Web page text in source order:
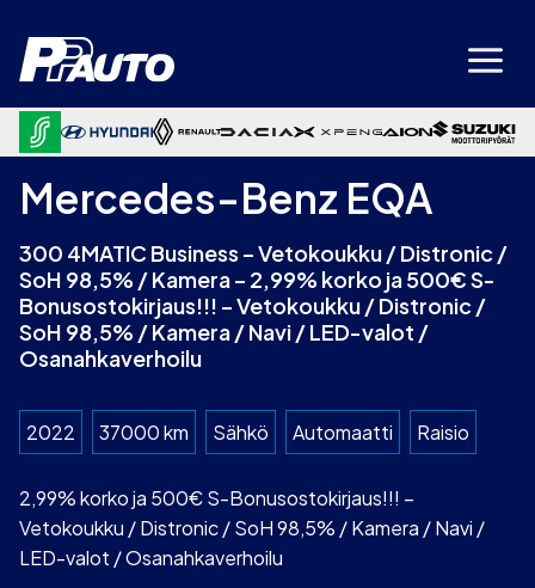
sisältöön
Mercedes-Benz EQA
300 4MATIC Business – Vetokoukku / Distronic /
SoH 98,5% / Kamera – 2,99% korko ja 500€ S-
Bonusostokirjaus!!! – Vetokoukku / Distronic /
SoH 98,5% / Kamera / Navi / LED-valot /
Osanahkaverhoilu
2022 37000 km Sähkö Automaatti Raisio
2,99% korko ja 500€ S-Bonusostokirjaus!!! –
Vetokoukku / Distronic / SoH 98,5% / Kamera / Navi /
LED-valot / Osanahkaverhoilu